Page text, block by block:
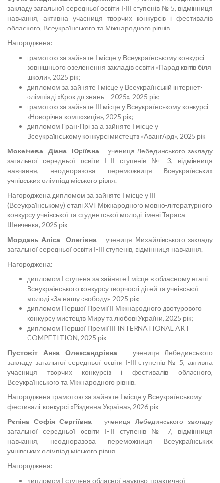
закладу загальної середньої освіти І-ІІІ ступенів № 5, відмінниця
навчання, активна учасниця творчих конкурсів і фестивалів
обласного, Всеукраїнського та Міжнародного рівнів.
Нагороджена:
грамотою за зайняте І місце у Всеукраїнському конкурсі
зовнішнього озеленення закладів освіти «Парад квітів біля
школи», 2025 рік;
дипломом за зайняте І місце у Всеукраїнській інтернет-
олімпіаді «Крок до знань – 2025», 2025 рік;
грамотою за зайняте ІІІ місце у Всеукраїнському конкурсі
«Новорічна композиція», 2025 рік;
дипломом Гран-Прі за а зайняте І місце у
Всеукраїнському конкурсі мистецтв «АвангАрд», 2025 рік
Мокеічева Діана Юріївна – учениця Лебединського закладу
загальної середньої освіти І-ІІІ ступенів № 3, відмінниця
навчання, неодноразова переможниця Всеукраїнських
учнівських олімпіад міського рівня.
Нагороджена дипломом за зайняте І місце у ІІІ
(Всеукраїнському) етапі XVI Міжнародного мовно-літературного
конкурсу учнівської та студентської молоді імені Тараса
Шевченка, 2025 рік
Мордань Аліса Олегівна– учениця Михайлівського закладу
загальної середньої освіти І-ІІІ ступенів, відмінниця навчання.
Нагороджена:
дипломом І ступеня за зайняте І місце в обласному етапі
Всеукраїнського конкурсу творчості дітей та учнівської
молоді «За нашу свободу», 2025 рік;
дипломом Першої Премії ІІ Міжнародного двотурового
конкурсу мистецтв Миру та любові України, 2025 рік;
дипломом Першої Премії ІІІ INTERNATIONAL ART
COMPETITION, 2025 рік
Пустовіт Анна Олександрівна – учениця Лебединського
закладу загальної середньої освіти І-ІІІ ступенів № 5, активна
учасниця творчих конкурсів і фестивалів обласного,
Всеукраїнського та Міжнародного рівнів.
Нагороджена грамотою за зайняте І місце у Всеукраїнському
фестивалі-конкурсі «Різдвяна Україна», 2026 рік
Рєпіна Софія Сергіївна– учениця Лебединського закладу
загальної середньої освіти І-ІІІ ступенів № 7, відмінниця
навчання, неодноразова переможниця Всеукраїнських
учнівських олімпіад міського рівня.
Нагороджена:
дипломом І ступеня обласної науково-практичної